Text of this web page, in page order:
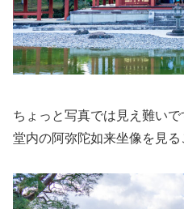
ちょっと写真では見え難い
堂内の阿弥陀如来坐像を見る